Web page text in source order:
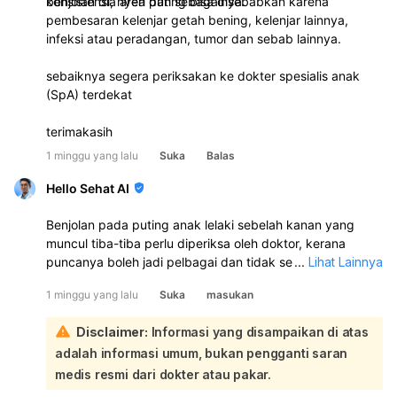
pembesaran kelenjar getah bening, kelenjar lainnya,
infeksi atau peradangan, tumor dan sebab lainnya.
sebaiknya segera periksakan ke dokter spesialis anak
(SpA) terdekat
terimakasih
1 minggu yang lalu Suka Balas
Hello Sehat AI
Benjolan pada puting anak lelaki sebelah kanan yang
muncul tiba-tiba perlu diperiksa oleh doktor, kerana
puncanya boleh jadi pelbagai dan tidak semestinya
yang membengkak, sista, jangkitan, keradangan, atau
benjolan lain pada kulit/payudara. Sebaiknya bawa anak
ke pakar pediatrik atau pakar bedah umum untuk
pemeriksaan lanjut. Jika benjolan cepat membesar,
merah, sakit, bernanah, atau disertai demam, segera
dapatkan rawatan.
... Lihat Lainnya
1 minggu yang lalu Suka masukan
Disclaimer: Informasi yang disampaikan di atas
adalah informasi umum, bukan pengganti saran
medis resmi dari dokter atau pakar.